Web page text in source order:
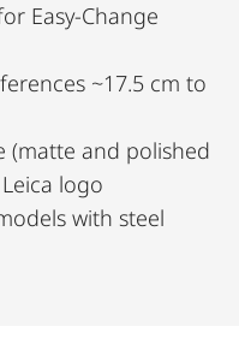
Easy-Change
~17.5 cm to
(matte and polished
logo
with steel